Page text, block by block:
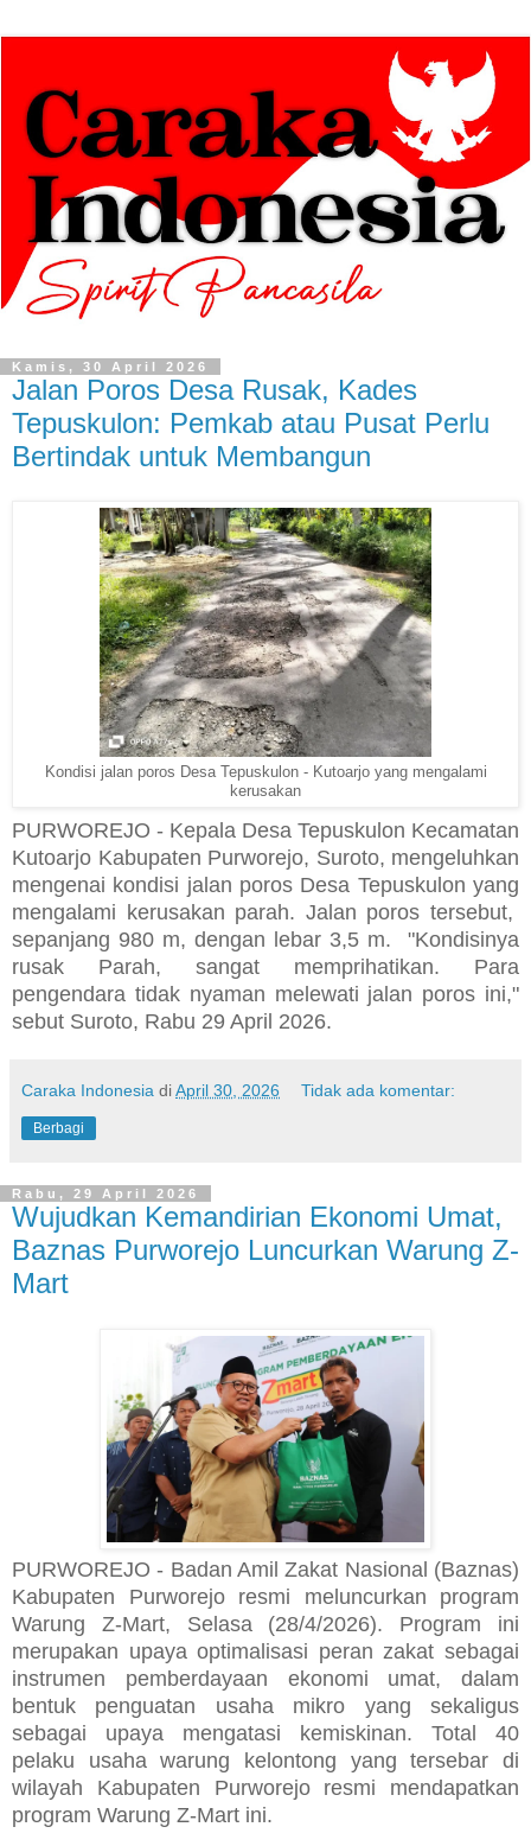
Kamis, 30 April 2026
Jalan Poros Desa Rusak, Kades
Tepuskulon: Pemkab atau Pusat Perlu
Bertindak untuk Membangun
Kondisi jalan poros Desa Tepuskulon - Kutoarjo yang mengalami
kerusakan
PURWOREJO - Kepala Desa Tepuskulon Kecamatan
Kutoarjo Kabupaten Purworejo, Suroto, mengeluhkan
mengenai kondisi jalan poros Desa Tepuskulon yang
mengalami kerusakan parah. Jalan poros tersebut,
sepanjang 980 m, dengan lebar 3,5 m. "Kondisinya
rusak Parah, sangat memprihatikan. Para
pengendara tidak nyaman melewati jalan poros ini,"
sebut Suroto, Rabu 29 April 2026.
Caraka Indonesia diApril 30, 2026 Tidak ada komentar:
Berbagi
Rabu, 29 April 2026
Wujudkan Kemandirian Ekonomi Umat,
Baznas Purworejo Luncurkan Warung Z-
Mart
PURWOREJO - Badan Amil Zakat Nasional (Baznas)
Kabupaten Purworejo resmi meluncurkan program
Warung Z-Mart, Selasa (28/4/2026). Program ini
merupakan upaya optimalisasi peran zakat sebagai
instrumen pemberdayaan ekonomi umat, dalam
bentuk penguatan usaha mikro yang sekaligus
sebagai upaya mengatasi kemiskinan. Total 40
pelaku usaha warung kelontong yang tersebar di
wilayah Kabupaten Purworejo resmi mendapatkan
program Warung Z-Mart ini.